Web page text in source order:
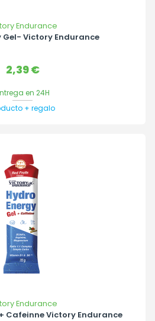
Endurance
Gel- Victory Endurance
Precio
2,39 €
en 24H
+ regalo
Endurance
Cafeinne Victory Endurance